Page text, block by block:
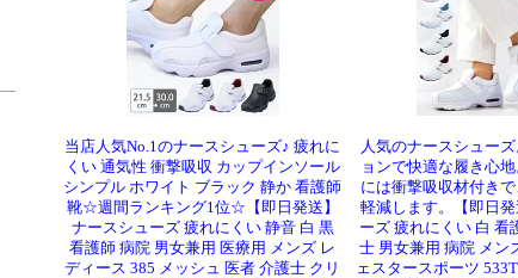
当店人気No.1のナースシューズ♪ 疲れに
くい 通気性 衝撃吸収 カップインソール
シンプル ホワイト ブラック 静か 看護師
靴☆週間ランキング1位☆【即日発送】
ナースシューズ 疲れにくい 静音 白 黒
看護師 病院 男女兼用 医療用 メンズ レ
ディース 385 メッシュ 医者 介護士 クリ
人気のナースシュー
ョンで快適な履き心
には衝撃吸収材付き
軽減します。【即日
ーズ 疲れにくい 白 看
士 男女兼用 病院 メン
ェスタースポーツ